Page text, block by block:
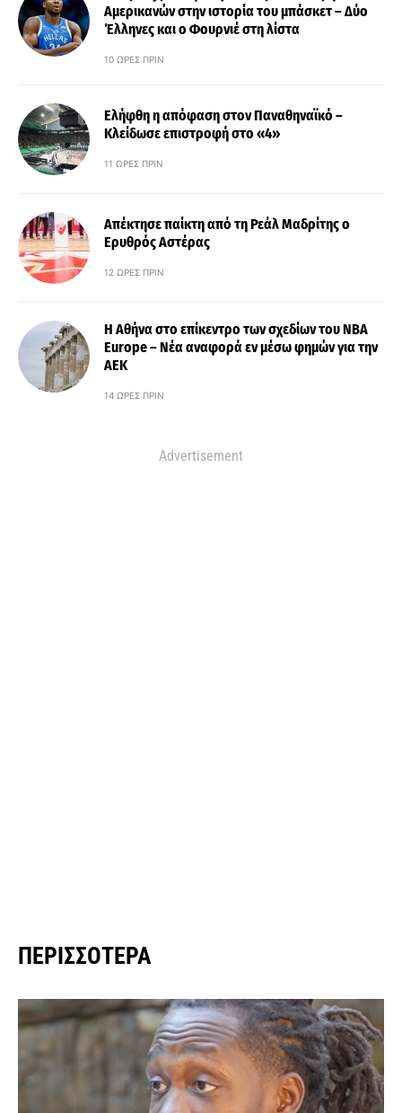
Αμερικανών στην ιστορία του μπάσκετ – Δύο
Έλληνες και ο Φουρνιέ στη λίστα
10 ΏΡΕΣ ΠΡΙΝ
Ελήφθη η απόφαση στον Παναθηναϊκό –
Κλείδωσε επιστροφή στο «4»
11 ΏΡΕΣ ΠΡΙΝ
Απέκτησε παίκτη από τη Ρεάλ Μαδρίτης ο
Ερυθρός Αστέρας
12 ΏΡΕΣ ΠΡΙΝ
Η Αθήνα στο επίκεντρο των σχεδίων του NBA
Europe – Νέα αναφορά εν μέσω φημών για την
ΑΕΚ
14 ΏΡΕΣ ΠΡΙΝ
Advertisement
ΠΕΡΙΣΣΌΤΕΡΑ